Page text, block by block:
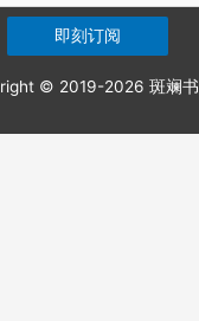
© 2019-2026 斑斓